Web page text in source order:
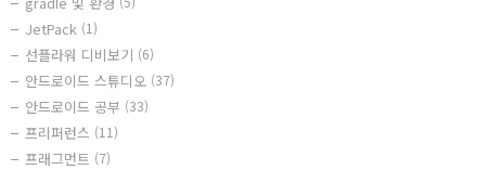
JetPack (1)
선플라워 디비보기 (6)
안드로이드 스튜디오 (37)
안드로이드 공부 (33)
프리퍼런스 (11)
프래그먼트 (7)